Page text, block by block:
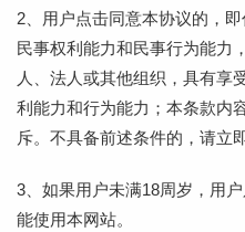
2、用户点击同意本协议的，
民事权利能力和民事行为能力
人、法人或其他组织，具有享
利能力和行为能力；本条款内
斥。不具备前述条件的，请立
3、如果用户未满18周岁，用
能使用本网站。